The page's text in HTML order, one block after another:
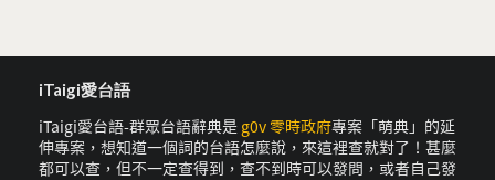
iTaigi愛台語
iTaigi愛台語-群眾台語辭典是 g0v 零時政府專案「萌典」的延
伸專案，想知道一個詞的台語怎麼說，來這裡查就對了！甚麼
都可以查，但不一定查得到，查不到時可以發問，或者自己發